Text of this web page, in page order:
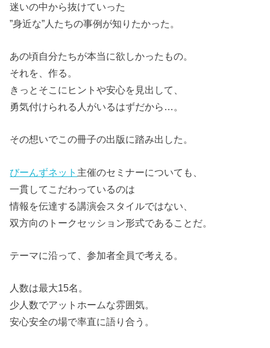
迷いの中から抜けていった
”身近な”人たちの事例が知りたかった。
あの頃自分たちが本当に欲しかったもの。
それを、作る。
きっとそこにヒントや安心を見出して、
勇気付けられる人がいるはずだから…。
その想いでこの冊子の出版に踏み出した。
びーんずネット 主催のセミナーについても、
一貫してこだわっているのは
情報を伝達する講演会スタイルではない、
双方向のトークセッション形式であることだ。
テーマに沿って、参加者全員で考える。
人数は最大15名。
少人数でアットホームな雰囲気。
安心安全の場で率直に語り合う。